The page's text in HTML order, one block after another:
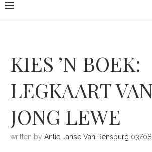
KIES ’N BOEK:
LEGKAART
JONG LEWE
written by Anlie Janse Van Rensburg 03/